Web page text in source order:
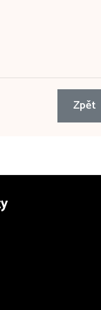
Zpět